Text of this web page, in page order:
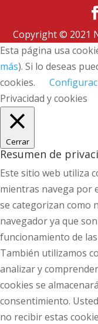
Copyright © 2021
Esta página usa
más). Si lo deseas
cookies.
Privacidad y cookies
Cerrar
Resumen de
Este sitio web utiliza
mientras navega por
se categorizan como
navegador ya que
funcionamiento de
También utilizamos
analizar y
cookies se
consentimiento.
no recibir estas